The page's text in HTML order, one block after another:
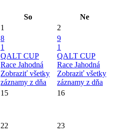
So
Ne
1 2
8
1
QALT CUP
Race Jahodná
Zobraziť všetky
záznamy z dňa
9
1
QALT CUP
Race Jahodná
Zobraziť všetky
záznamy z dňa
15 16
22 23